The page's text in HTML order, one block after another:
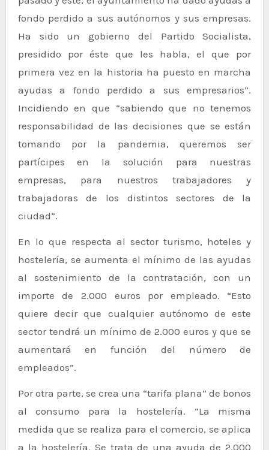
fondo perdido a sus autónomos y sus empresas.
Ha sido un gobierno del Partido Socialista,
presidido por éste que les habla, el que por
primera vez en la historia ha puesto en marcha
ayudas a fondo perdido a sus empresarios”.
Incidiendo en que “sabiendo que no tenemos
responsabilidad de las decisiones que se están
tomando por la pandemia, queremos ser
partícipes en la solución para nuestras
empresas, para nuestros trabajadores y
trabajadoras de los distintos sectores de la
ciudad”.
En lo que respecta al sector turismo, hoteles y
hostelería, se aumenta el mínimo de las ayudas
al sostenimiento de la contratación, con un
importe de 2.000 euros por empleado. “Esto
quiere decir que cualquier autónomo de este
sector tendrá un mínimo de 2.000 euros y que se
aumentará en función del número de
empleados”.
Por otra parte, se crea una “tarifa plana” de bonos
al consumo para la hostelería. “La misma
medida que se realiza para el comercio, se aplica
a la hostelería. Se trata de una ayuda de 2.000